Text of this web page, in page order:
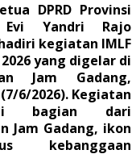
DPRD Provinsi
Yandri Rajo
kegiatan IMLF
2026 yang digelar di
Jam Gadang,
6/2026). Kegiatan
bagian dari
Jam Gadang, ikon
kebanggaan